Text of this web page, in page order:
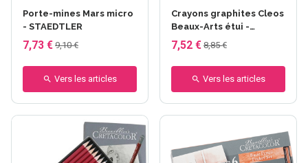
Porte-mines Mars micro
- STAEDTLER
7,73 € 9,10 €
Vers les articles
Crayons graphites Cleos
Beaux-Arts étui -
CRETACOLOR - 6 pièces
7,52 € 8,85 €
Vers les articles